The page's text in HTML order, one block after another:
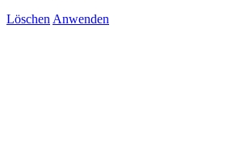
Löschen Anwenden